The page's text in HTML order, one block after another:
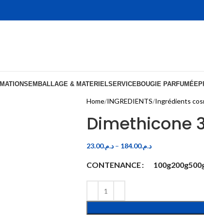
EMBALLAGE & MATERIELSERVICEBOUGIE PARFUMÉE
Home INGREDIENTS Ingrédients
Dimethicone
د.م.23.00 – د.م.184.00
CONTENANCE 100g200g